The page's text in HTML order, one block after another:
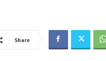
Share